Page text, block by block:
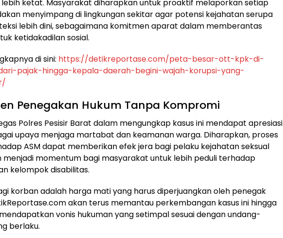
lebih ketat. Masyarakat diharapkan untuk proaktif melaporkan setiap
menyimpang di lingkungan sekitar agar potensi kejahatan serupa
lebih dini, sebagaimana komitmen aparat dalam memberantas
ketidakadilan sosial.
di sini: https://detikreportase.com/peta-besar-ott-kpk-di-
pajak-hingga-kepala-daerah-begini-wajah-korupsi-yang-
Penegakan Hukum Tanpa Kompromi
Polres Pesisir Barat dalam mengungkap kasus ini mendapat apresiasi
upaya menjaga martabat dan keamanan warga. Diharapkan, proses
ASM dapat memberikan efek jera bagi pelaku kejahatan seksual
menjadi momentum bagi masyarakat untuk lebih peduli terhadap
kelompok disabilitas.
korban adalah harga mati yang harus diperjuangkan oleh penegak
akan terus memantau perkembangan kasus ini hingga
vonis hukuman yang setimpal sesuai dengan undang-
berlaku.